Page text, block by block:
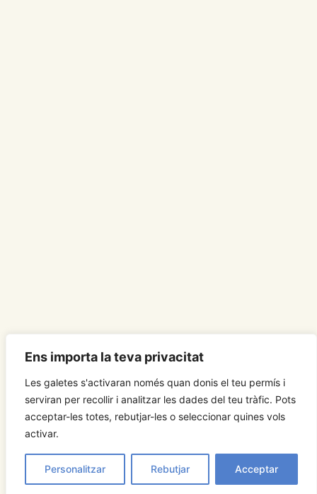
Ens importa la teva privacitat
Les galetes s'activaran només quan donis el teu permís i
serviran per recollir i analitzar les dades del teu tràfic. Pots
acceptar-les totes, rebutjar-les o seleccionar quines vols
activar.
Personalitzar Rebutjar Acceptar